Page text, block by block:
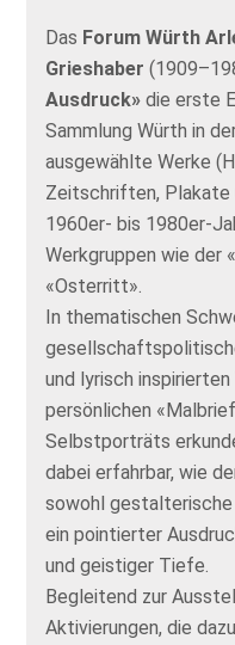
Das Forum Würth
Grieshaber
Ausdruck» die erste
Sammlung Würth in
ausgewählte Werke
Zeitschriften, Plakate
1960er- bis 1980er-
Werkgruppen wie der
«Osterritt».
In thematischen
und lyrisch
persönlichen
Selbstporträts
dabei erfahrbar, wie
sowohl
ein pointierter
und geistiger Tiefe.
Begleitend zur
Aktivierungen, die